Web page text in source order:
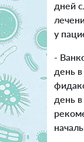
дней
у
-
день
день